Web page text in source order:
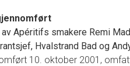
Apéritifs smakere Remi
Hvalstrand Bad og
10. oktober 2001,